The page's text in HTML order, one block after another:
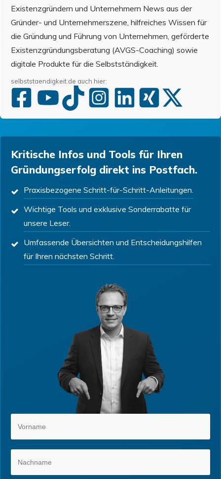
Existenzgründern und Unternehmern News aus der
Gründer- und Unternehmerszene, hilfreiches Wissen für
die Gründung und Führung von Unternehmen, geförderte
Existenzgründungsberatung (AVGS-Coaching) sowie
digitale Produkte für die Selbstständigkeit.
selbststaendigkeit.de auch hier:
Kritische Infos und Tools für Ihren
Gründungserfolg direkt ins Postfach.
Praxisbezogene Schritt-für-Schritt-Anleitungen.
Wichtige Tools und exklusive Sonderrabatte für
unsere Leser.
Umfassende Übersichten und Entscheidungshilfen
für Ihren nächsten Schritt.